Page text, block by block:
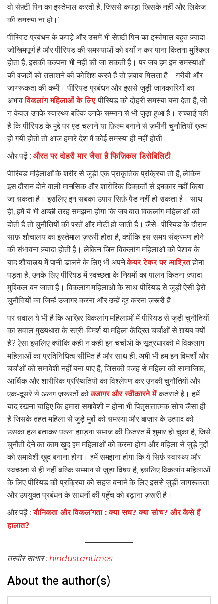
वो सेफ़्टी पिन का इस्तेमाल करती है, जिससे कपड़ा खिसके नहीं और लिकेज
की समस्या ना हो।‘
पीरियड प्रबंधन के कपड़े और उसमें भी सेफ़्टी पिन का इस्तेमाल बहुत ज़्यादा
जोखिमपूर्ण है और पीरियड की समस्याओं को बयाँ न कर पाना कितना मुश्किल
होता है, इसकी कल्पना भी नहीं की जा सकती है। पर जब हम इन समस्याओं
की वजहों को तलाशने की कोशिश करते हैं तो ज़वाब मिलता है – ग़रीबी और
जागरूकता की कमी। पीरियड प्रबंधन और इससे जुड़ी जानकारियों का
अभावविकलांग महिलाओं के लिएपीरियड को दोहरी समस्या बना देता है, जो
न केवल उनके स्वास्थ्य बल्कि उनके सम्मान से भी जुड़ा हुआ है। सच्चाई यही
है कि पीरियड के मुद्दे पर एड चलाने या फ़िल्म बनाने से ज़मीनी चुनौतियाँ ख़त्म
हो गयी होती तो आज हमारे देश में कोई समस्या ही नहीं होती।
और पढ़ें : औरत पर दोहरी मार जैसा है फिज़िकल डिसेबिलिटी
पीरियड महिलाओं के शरीर से जुड़ी एक प्राकृतिक प्रक्रिया तो है, लेकिन
इस दौरान होने वाली मानसिक और शारीरिक दिक़्क़तों से इनकार नहीं किया
जा सकता है। इसलिए इन सबका उपाय सिर्फ़ पैड नहीं हो सकता है। साथ
ही, हमें ये भी अच्छी तरह समझना होगा कि जब बात विकलांग महिलाओं की
होती है तो चुनौतियों की परतें और मोटी हो जाती है। जैसे- पीरियड के दौरान
साफ़ शौचालय का इस्तेमाल ज़रूरी होता है, क्योंकि इस समय संक्रमण होने
की संभावना ज़्यादा होती है। लेकिन जिन विकलांग महिलाओं को पेशाब के
बाद शौचालय में पानी डालने के लिए भी अपनेकेयर टेकर पर आश्रितहोना
पड़ता है, उनके लिए पीरियड में स्वच्छता के नियमों का पालन कितना ज़्यादा
मुश्किल बन जाता है। विकलांग महिलाओं के साथ पीरियड से जुड़ी ऐसी ढ़ेरों
चुनौतियों का जिन्हें उजागर करना और उन्हें दूर करना ज़रूरी है।
पर सवाल ये भी है कि आख़िर विकलांग महिलाओं में पीरियड से जुड़ी चुनौतियों
का सवाल मुख्यधारा के स्त्री-विमर्श या महिला केंद्रित चर्चाओं से ग़ायब क्यों
है? ऐसा इसलिए क्योंकि कहीं न कहीं इन चर्चाओं के सूत्रधारकों में विकलांग
महिलाओं का प्रतिनिधित्व सीमित है और साथ ही, अभी भी हम इन विमर्शों और
चर्चाओं को समावेशी नहीं बना पाए है, जिसकी वजह से महिला की सामाजिक,
आर्थिक और शारीरिक प्रस्थितियों का विश्लेषण कर उनकी चुनौतियों और
एक-दूसरे से अलग ज़रूरतों कोउजागर और स्वीकारने मेंकतराते है। हमें
याद रखना चाहिए कि हमारा समावेशी न होना भी पितृसत्तात्मक सोच जैसा ही
है जिसके तहत महिला से जुड़े मुद्दों को समस्या और बाज़ार के उत्पाद को
उसका हल बताकर पल्ला झाड़ना समाज की फ़ितरत में शुमार हो चुका है, जिसे
चुनौती देने का काम ख़ुद हम महिलाओं को करना होगा और महिला से जुड़े मुद्दों
को समावेशी ख़ुद बनाना होगा। हमें समझना होगा कि ये सिर्फ़ स्वास्थ्य और
स्वच्छता से ही नहीं बल्कि सम्मान से जुड़ा विषय है, इसलिए विकलांग महिलाओं
के लिए पीरियड की प्रक्रिया को सहज बनाने के लिए इससे जुड़ी जागरूकता
और उपयुक्त प्रबंधन के साधनों की पहुँच को बढ़ाना ज़रूरी है।
और पढ़ें :यौनिकता और विकलांगता : क्या सच? क्या सोच? और कैसे हैं
हालात?
तस्वीर साभार : hindustantimes
About the author(s)